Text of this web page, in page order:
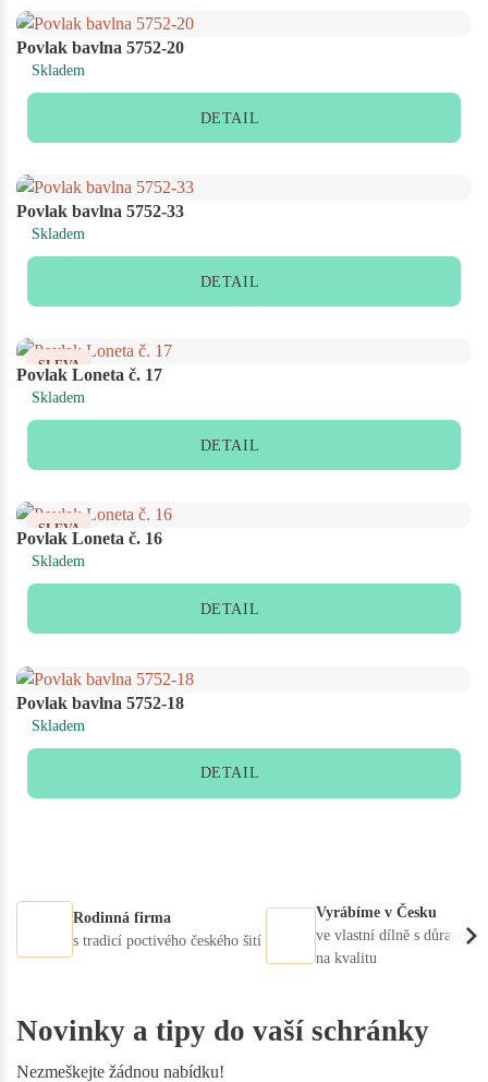
Povlak bavlna 5752-20
Skladem
DETAIL
Povlak bavlna 5752-33
Skladem
DETAIL
SLEVA
Povlak Loneta č. 17
Skladem
DETAIL
SLEVA
Povlak Loneta č. 16
Skladem
DETAIL
Povlak bavlna 5752-18
Skladem
DETAIL
Rodinná firma
s tradicí poctivého českého šití
Vyrábíme v Česku
ve vlastní dílně s důrazem
na kvalitu
Novinky a tipy do vaší schránky
Nezmeškejte žádnou nabídku!